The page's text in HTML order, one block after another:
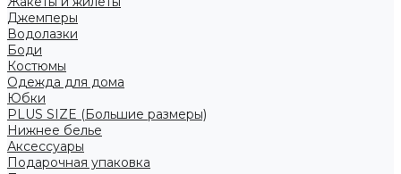
Джемперы
Водолазки
Боди
Костюмы
Одежда для дома
Юбки
PLUS SIZE (Большие размеры)
Нижнее белье
Аксессуары
Подарочная упаковка